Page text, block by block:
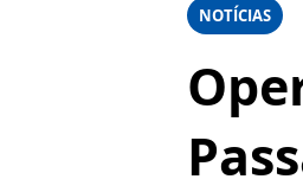
NOTÍCIAS